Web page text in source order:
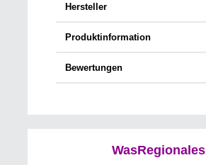
Hersteller
Produktinformation
Bewertungen
WasRegionales